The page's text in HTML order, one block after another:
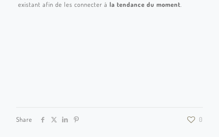
existant afin de les connecter à la tendance du moment.
Share 0